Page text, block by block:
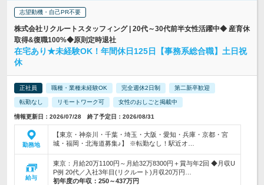
志望動機・自己PR不要
株式会社リクルートスタッフィング | 20代～30代前半女性活躍中◆ 産育休
取得&復職100%◆原則定時退社
在宅あり★未経験OK！年間休日125日【事務系総合職】土日祝
休
正社員 職種・業種未経験OK 完全週休2日制 第二新卒歓迎
転勤なし リモートワーク可 女性のおしごと掲載中
情報更新日：2026/07/28 終了予定日：2026/08/31
勤務地
【東京・神奈川・千葉・埼玉・大阪・愛知・兵庫・京都・宮
城・福岡・北海道募集♪】 ※転勤なし！駅近オ…
給与
東京：月給20万1100円～月給32万8300円＋賞与年2回 ◆月収U
P例 20代／入社3年目(リクルート)月収20万円…
初年度の年収： 250～437万円